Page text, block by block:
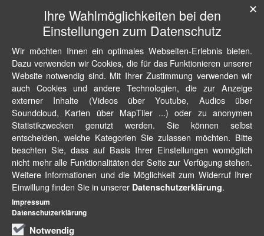
Ihre Wahlmöglichkeiten bei den
Einstellungen zum Datenschutz
Wir möchten Ihnen ein optimales Webseiten-Erlebnis bieten.
Dazu verwenden wir Cookies, die für das Funktionieren unserer
Website notwendig sind. Mit Ihrer Zustimmung verwenden wir
auch Cookies und andere Technologien, die zur Anzeige
externer Inhalte (Videos über Youtube, Audios über
Soundcloud, Karten über MapTiler ...) oder zu anonymen
Statistikzwecken genutzt werden. Sie können selbst
entscheiden, welche Kategorien Sie zulassen möchten. Bitte
beachten Sie, dass auf Basis Ihrer Einstellungen womöglich
nicht mehr alle Funktionalitäten der Seite zur Verfügung stehen.
Weitere Informationen und die Möglichkeit zum Widerruf Ihrer
Einwillung finden Sie in unserer Datenschutzerklärung.
Notwendig
✕
Impressum
Datenschutzerklärung